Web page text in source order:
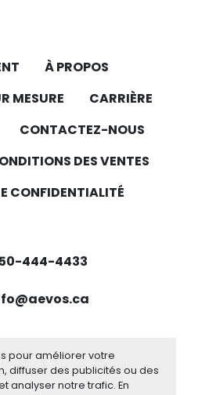
pour améliorer votre
diffuser des publicités ou des
analyser notre trafic. En
À PROPOS
MESURE
CARRIÈRE
CONTACTEZ-NOUS
DES VENTES
CONFIDENTIALITÉ
444-4433
youtube
linkedin